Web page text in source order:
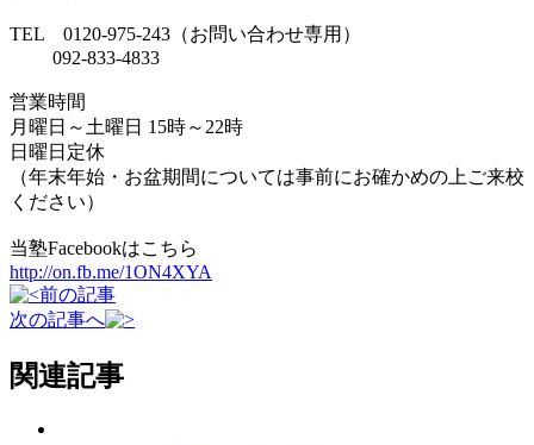
TEL 0120-975-243（お問い合わせ専用）
092-833-4833
営業時間
月曜日～土曜日 15時～22時
日曜日定休
（年末年始・お盆期間については事前にお確かめの上ご来校
ください）
当塾Facebookはこちら
http://on.fb.me/1ON4XYA
前の記事
次の記事へ
関連記事